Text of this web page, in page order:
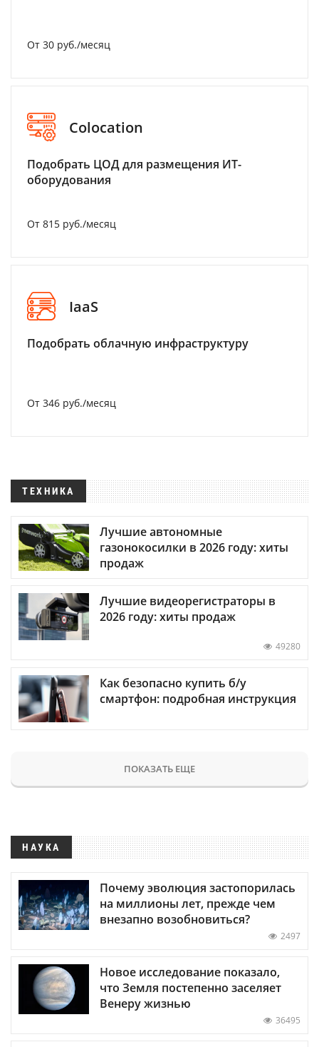
От 30 руб./месяц
Colocation
Подобрать ЦОД для размещения ИТ-
оборудования
От 815 руб./месяц
IaaS
Подобрать облачную инфраструктуру
От 346 руб./месяц
ТЕХНИКА
Лучшие автономные
газонокосилки в 2026 году: хиты
продаж
Лучшие видеорегистраторы в
2026 году: хиты продаж
49280
Как безопасно купить б/у
смартфон: подробная инструкция
ПОКАЗАТЬ ЕЩЕ
НАУКА
Почему эволюция застопорилась
на миллионы лет, прежде чем
внезапно возобновиться?
2497
Новое исследование показало,
что Земля постепенно заселяет
Венеру жизнью
36495